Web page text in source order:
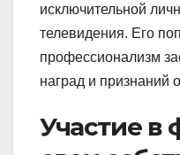
исключительной
телевидения. Его
профессионализм
наград и признаний
Участие в